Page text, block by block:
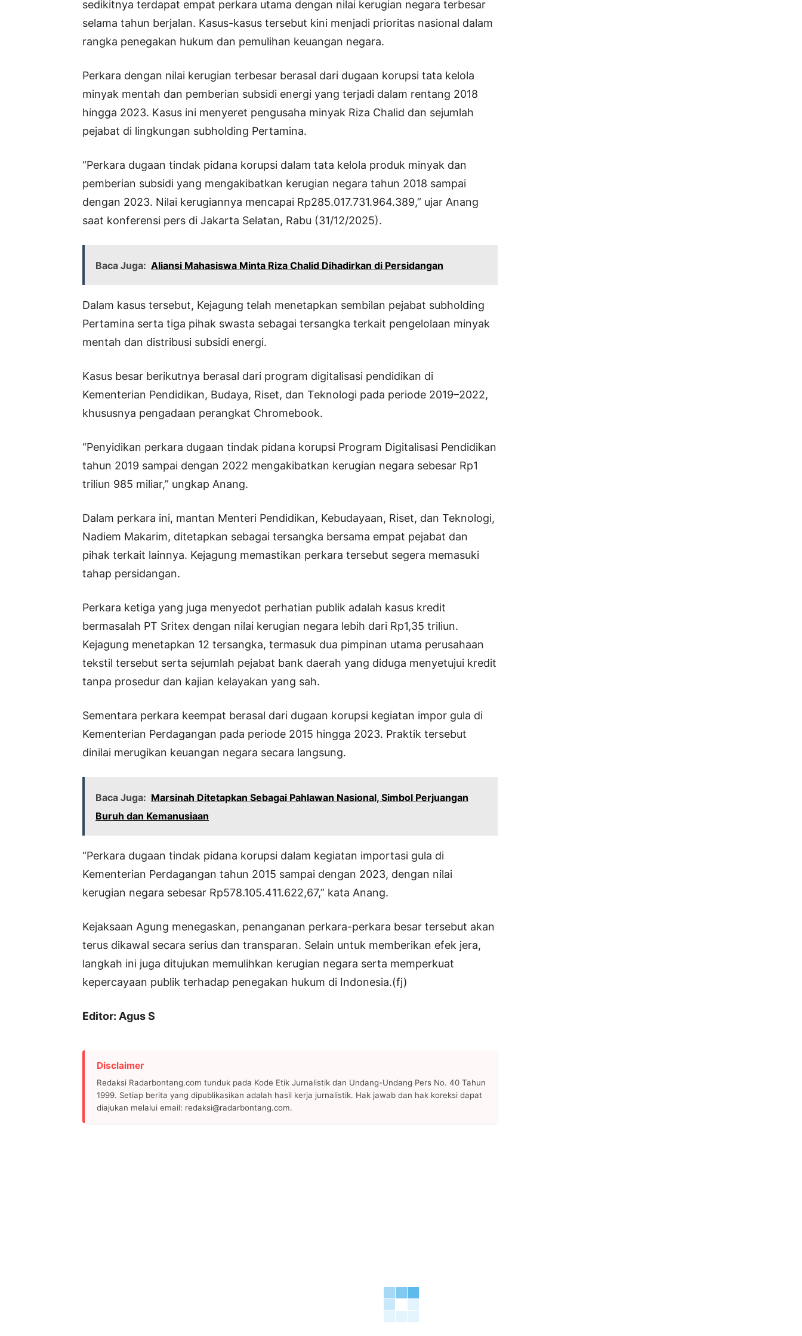
sedikitnya terdapat empat perkara utama dengan nilai kerugian negara terbesar
selama tahun berjalan. Kasus-kasus tersebut kini menjadi prioritas nasional dalam
rangka penegakan hukum dan pemulihan keuangan negara.
Perkara dengan nilai kerugian terbesar berasal dari dugaan korupsi tata kelola
minyak mentah dan pemberian subsidi energi yang terjadi dalam rentang 2018
hingga 2023. Kasus ini menyeret pengusaha minyak Riza Chalid dan sejumlah
pejabat di lingkungan subholding Pertamina.
“Perkara dugaan tindak pidana korupsi dalam tata kelola produk minyak dan
pemberian subsidi yang mengakibatkan kerugian negara tahun 2018 sampai
dengan 2023. Nilai kerugiannya mencapai Rp285.017.731.964.389,” ujar Anang
saat konferensi pers di Jakarta Selatan, Rabu (31/12/2025).
Baca Juga: Aliansi Mahasiswa Minta Riza Chalid Dihadirkan di Persidangan
Dalam kasus tersebut, Kejagung telah menetapkan sembilan pejabat subholding
Pertamina serta tiga pihak swasta sebagai tersangka terkait pengelolaan minyak
mentah dan distribusi subsidi energi.
Kasus besar berikutnya berasal dari program digitalisasi pendidikan di
Kementerian Pendidikan, Budaya, Riset, dan Teknologi pada periode 2019–2022,
khususnya pengadaan perangkat Chromebook.
“Penyidikan perkara dugaan tindak pidana korupsi Program Digitalisasi Pendidikan
tahun 2019 sampai dengan 2022 mengakibatkan kerugian negara sebesar Rp1
triliun 985 miliar,” ungkap Anang.
Dalam perkara ini, mantan Menteri Pendidikan, Kebudayaan, Riset, dan Teknologi,
Nadiem Makarim, ditetapkan sebagai tersangka bersama empat pejabat dan
pihak terkait lainnya. Kejagung memastikan perkara tersebut segera memasuki
tahap persidangan.
Perkara ketiga yang juga menyedot perhatian publik adalah kasus kredit
bermasalah PT Sritex dengan nilai kerugian negara lebih dari Rp1,35 triliun.
Kejagung menetapkan 12 tersangka, termasuk dua pimpinan utama perusahaan
tekstil tersebut serta sejumlah pejabat bank daerah yang diduga menyetujui kredit
tanpa prosedur dan kajian kelayakan yang sah.
Sementara perkara keempat berasal dari dugaan korupsi kegiatan impor gula di
Kementerian Perdagangan pada periode 2015 hingga 2023. Praktik tersebut
dinilai merugikan keuangan negara secara langsung.
Baca Juga: Marsinah Ditetapkan Sebagai Pahlawan Nasional, Simbol Perjuangan
Buruh dan Kemanusiaan
“Perkara dugaan tindak pidana korupsi dalam kegiatan importasi gula di
Kementerian Perdagangan tahun 2015 sampai dengan 2023, dengan nilai
kerugian negara sebesar Rp578.105.411.622,67,” kata Anang.
Kejaksaan Agung menegaskan, penanganan perkara-perkara besar tersebut akan
terus dikawal secara serius dan transparan. Selain untuk memberikan efek jera,
langkah ini juga ditujukan memulihkan kerugian negara serta memperkuat
kepercayaan publik terhadap penegakan hukum di Indonesia.(fj)
Editor: Agus S
Disclaimer
Redaksi Radarbontang.com tunduk pada Kode Etik Jurnalistik dan Undang-Undang Pers No. 40 Tahun
1999. Setiap berita yang dipublikasikan adalah hasil kerja jurnalistik. Hak jawab dan hak koreksi dapat
diajukan melalui email: redaksi@radarbontang.com.